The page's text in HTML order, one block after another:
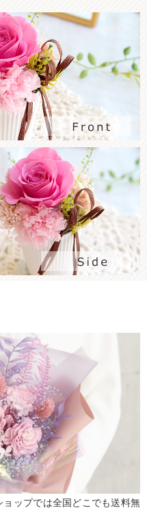
ップでは全国どこでも送料無